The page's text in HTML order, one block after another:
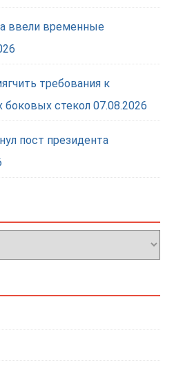
ввели временные
требования к
боковых стекол 07.08.2026
пост президента